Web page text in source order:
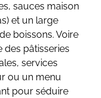
sauces maison
et un large
boissons. Voire
des pâtisseries
services
ou un menu
pour séduire